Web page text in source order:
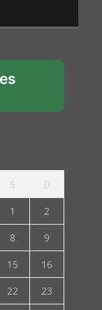
1
2
8
9
15
16
22
23